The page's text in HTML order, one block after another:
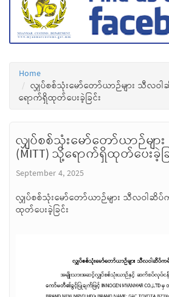
Home
လျှပ်စစ်သုံးမော်တော်ယာဉ်များ သီလဝ
ရောက်ရှိထုတ်ပေးခဲ့ခြင်း
လျှပ်စစ်သုံးမော်တော်ယာဉ်မျ
(MITT) သို့ရောက်ရှိထုတ်ပေးခဲ့ခ
September 4, 2025
လျှပ်စစ်သုံးမော်တော်ယာဉ်များ သီလဝါဆိပ်
ထုတ်ပေးခဲ့ခြင်း